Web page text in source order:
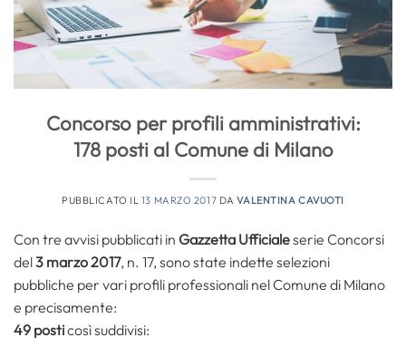
Concorso per profili amministrativi:
178 posti al Comune di Milano
PUBBLICATO IL 13 MARZO 2017 DAVALENTINA CAVUOTI
Con tre avvisi pubblicati in Gazzetta Ufficialeserie Concorsi
del3 marzo 2017, n. 17, sono state indette selezioni
pubbliche per vari profili professionali nel Comune di Milano
e precisamente:
49 posticosì suddivisi: